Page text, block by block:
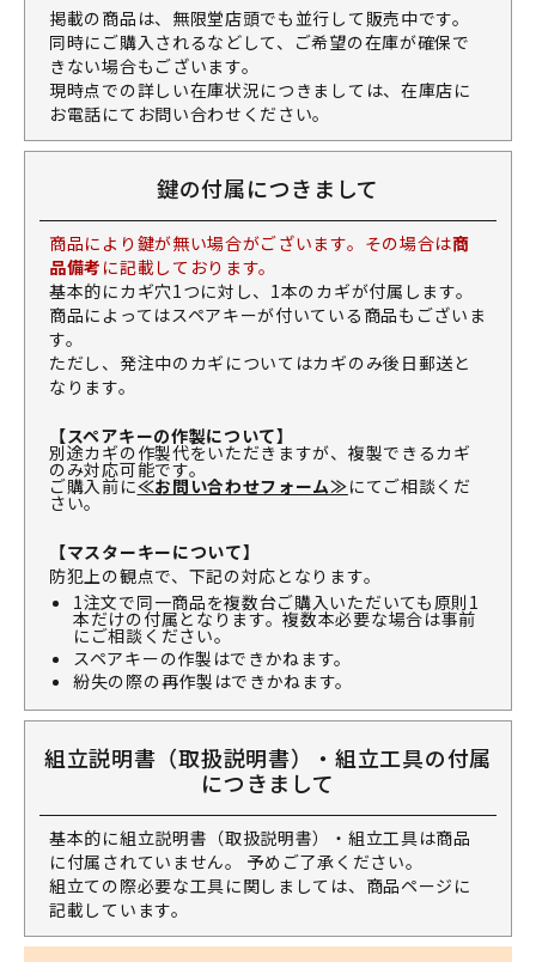
掲載の商品は、無限堂店頭でも並行して販売中です。
同時にご購入されるなどして、ご希望の在庫が確保で
きない場合もございます。
現時点での詳しい在庫状況につきましては、在庫店に
お電話にてお問い合わせください。
鍵の付属につきまして
商品により鍵が無い場合がございます。その場合は商
品備考 に記載しております。
基本的にカギ穴1つに対し、1本のカギが付属します。
商品によってはスペアキーが付いている商品もございま
す。
ただし、発注中のカギについてはカギのみ後日郵送と
なります。
【スペアキーの作製について】
別途カギの作製代をいただきますが、複製できるカギ
のみ対応可能です。
ご購入前に≪お問い合わせフォーム≫にてご相談くだ
さい。
【マスターキーについて】
防犯上の観点で、下記の対応となります。
1注文で同一商品を複数台ご購入いただいても原則1
本だけの付属となります。複数本必要な場合は事前
にご相談ください。
スペアキーの作製はできかねます。
紛失の際の再作製はできかねます。
組立説明書（取扱説明書）・組立工具の付属
につきまして
基本的に組立説明書（取扱説明書）・組立工具は商品
に付属されていません。 予めご了承ください。
組立ての際必要な工具に関しましては、商品ページに
記載しています。